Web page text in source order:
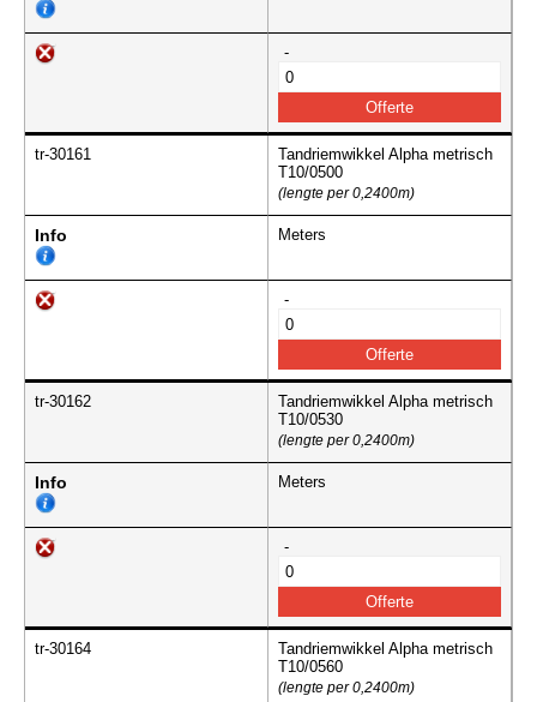
-
tr-30161
Tandriemwikkel Alpha metrisch
T10/0500
(lengte per 0,2400m)
Info Meters
-
tr-30162
Tandriemwikkel Alpha metrisch
T10/0530
(lengte per 0,2400m)
Info Meters
-
tr-30164
Tandriemwikkel Alpha metrisch
T10/0560
(lengte per 0,2400m)